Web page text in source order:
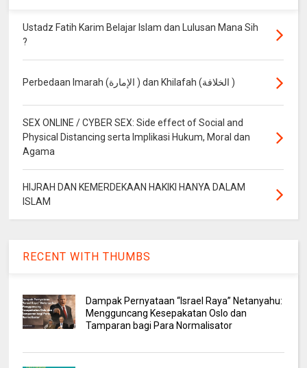
Ustadz Fatih Karim Belajar Islam dan Lulusan Mana Sih
?
Perbedaan Imarah (الإمارة ) dan Khilafah (الخلافة )
SEX ONLINE / CYBER SEX: Side effect of Social and
Physical Distancing serta Implikasi Hukum, Moral dan
Agama
HIJRAH DAN KEMERDEKAAN HAKIKI HANYA DALAM
ISLAM
RECENT WITH THUMBS
Dampak Pernyataan “Israel Raya” Netanyahu:
Mengguncang Kesepakatan Oslo dan
Tamparan bagi Para Normalisator